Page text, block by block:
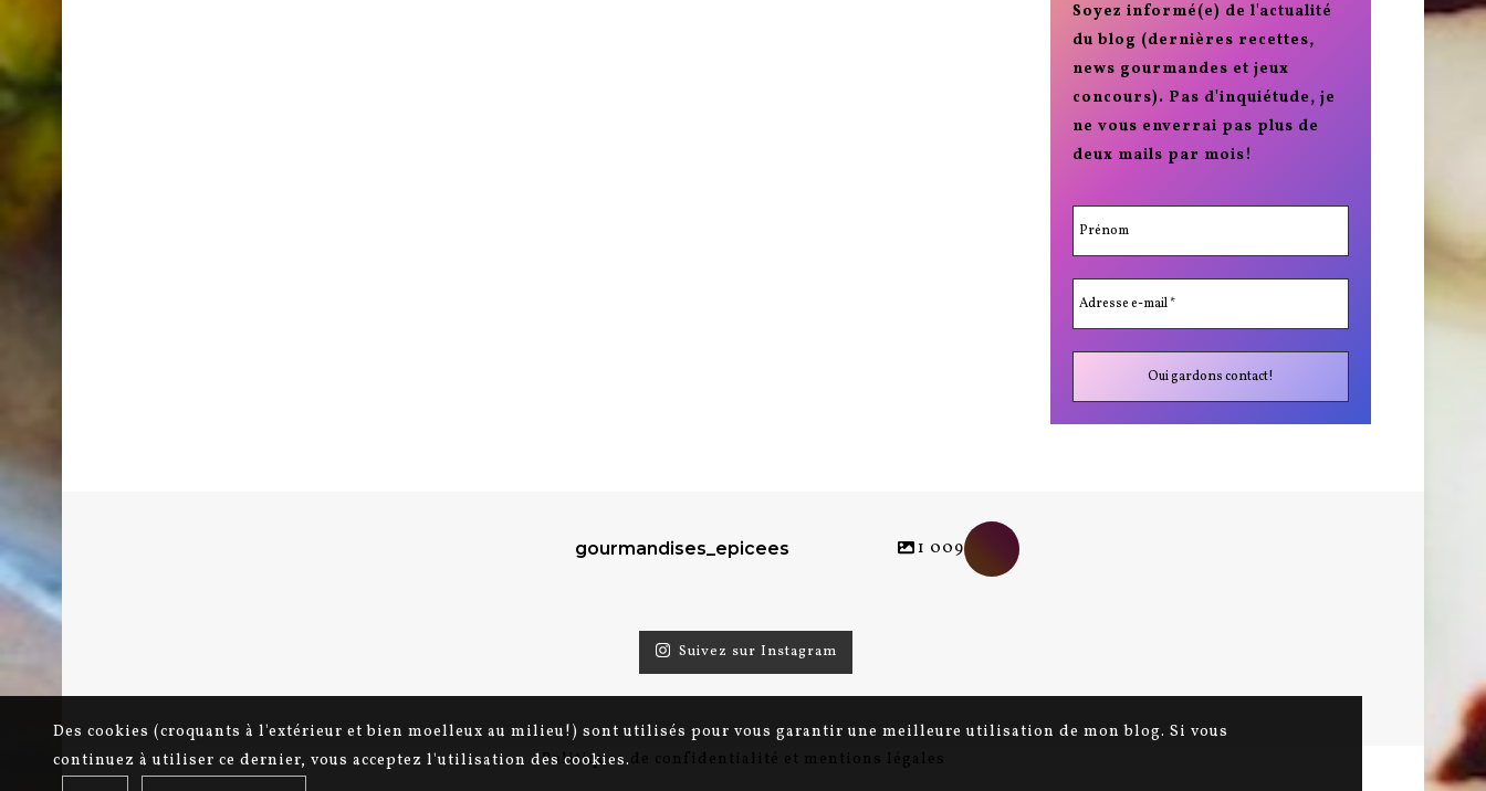
Soyez informé(e) de l'actualité
du blog (dernières recettes,
news gourmandes et jeux
concours). Pas d'inquiétude, je
ne vous enverrai pas plus de
deux mails par mois!
gourmandises_epicees 1 009
Suivez sur Instagram
Politiques de confidentialité et mentions légales
Des cookies (croquants à l'extérieur et bien moelleux au milieu!) sont utilisés pour vous garantir une meilleure utilisation de mon blog. Si vous
continuez à utiliser ce dernier, vous acceptez l'utilisation des cookies.